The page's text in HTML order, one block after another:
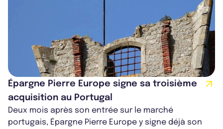
Épargne Pierre Europe signe sa troisième
acquisition au Portugal
Deux mois après son entrée sur le marché
portugais, Épargne Pierre Europe y signe déjà son